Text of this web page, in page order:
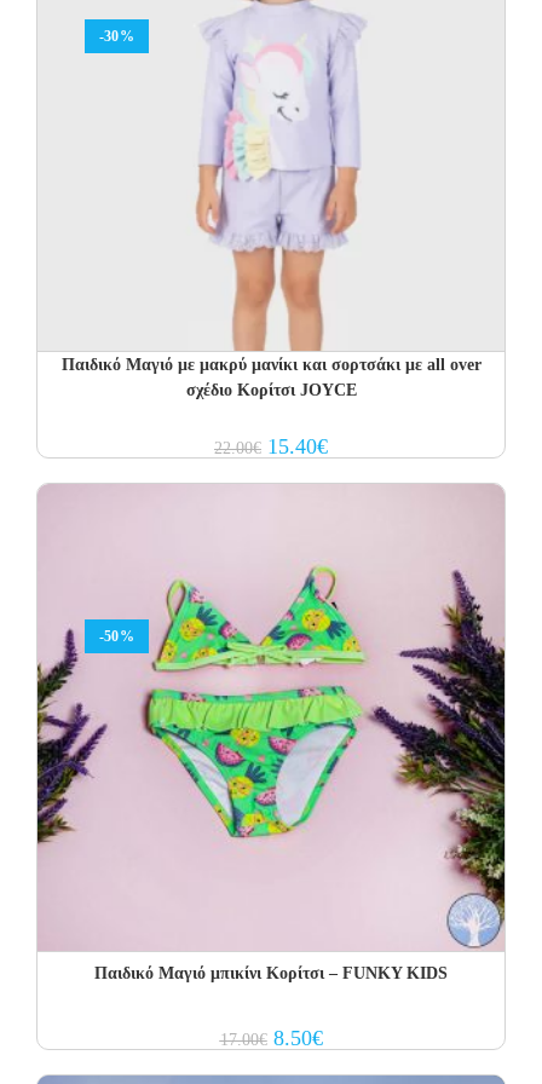
-30%
Παιδικό Μαγιό με μακρύ μανίκι και σορτσάκι με all over
σχέδιο Κορίτσι JOYCE
22.00€ Original
price
15.40€Current
price
-50%
Παιδικό Μαγιό μπικίνι Κορίτσι – FUNKY KIDS
17.00€ Original
price
8.50€Current
price